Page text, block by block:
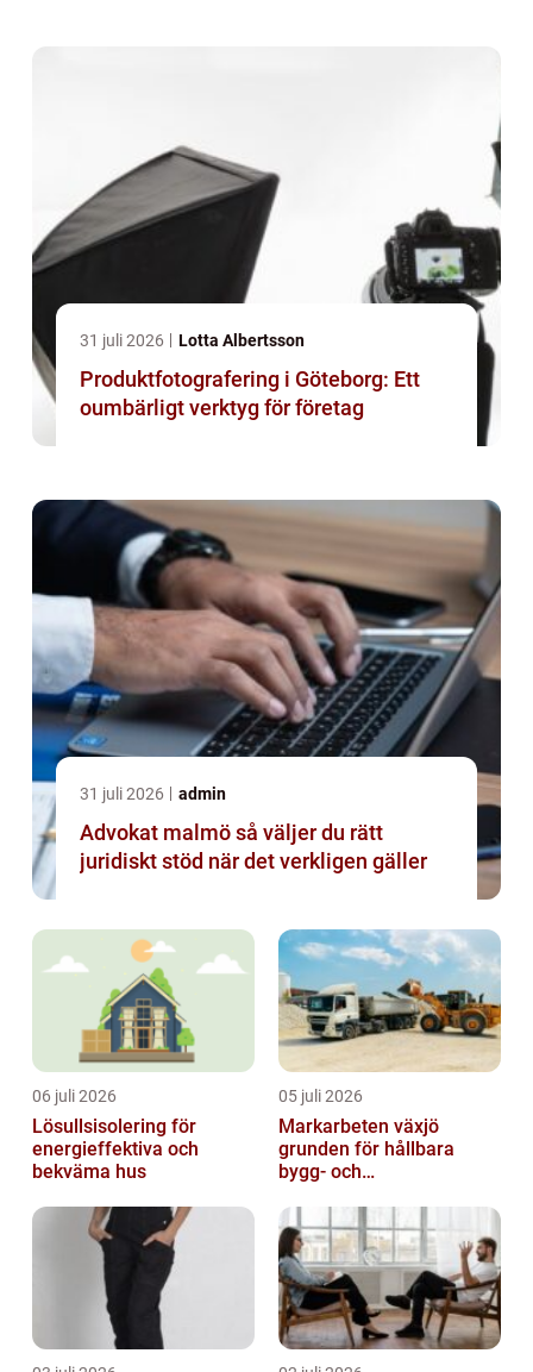
31 juli 2026 Lotta Albertsson
Produktfotografering i Göteborg: Ett
oumbärligt verktyg för företag
31 juli 2026 admin
Advokat malmö så väljer du rätt
juridiskt stöd när det verkligen gäller
06 juli 2026
Lösullsisolering för
energieffektiva och
bekväma hus
05 juli 2026
Markarbeten växjö
grunden för hållbara
bygg- och